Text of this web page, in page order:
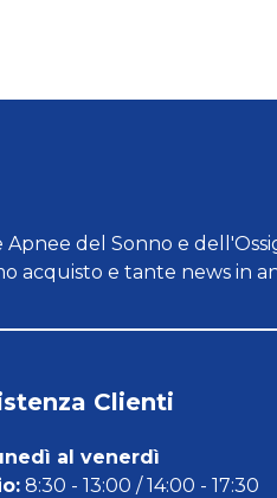
del Sonno e
acquisto e tante news in
Clienti
al venerdì
8:30 - 13:00 / 14:00 - 17:30